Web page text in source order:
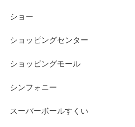
ショー
ショッピングセンター
ショッピングモール
シンフォニー
スーパーボールすくい